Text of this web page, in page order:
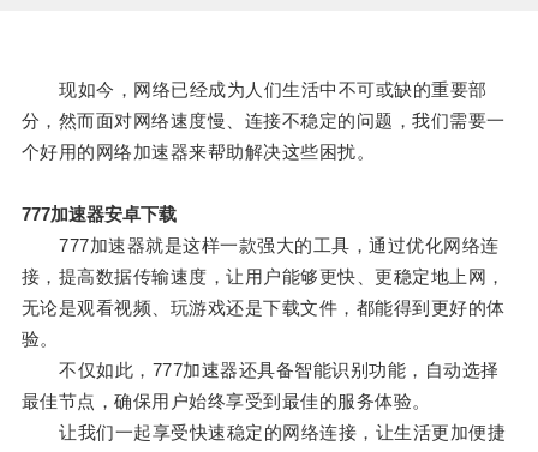
现如今，网络已经成为人们生活中不可或缺的重要部
分，然而面对网络速度慢、连接不稳定的问题，我们需要一
个好用的网络加速器来帮助解决这些困扰。
777加速器安卓下载
777加速器就是这样一款强大的工具，通过优化网络连
接，提高数据传输速度，让用户能够更快、更稳定地上网，
无论是观看视频、玩游戏还是下载文件，都能得到更好的体
验。
不仅如此，777加速器还具备智能识别功能，自动选择
最佳节点，确保用户始终享受到最佳的服务体验。
让我们一起享受快速稳定的网络连接，让生活更加便捷